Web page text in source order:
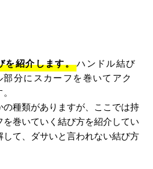
を紹介します。ハンドル結び
分にスカーフを巻いてアク
種類がありますが、ここでは持
巻いていく結び方を紹介してい
して、ダサいと言われない結び方